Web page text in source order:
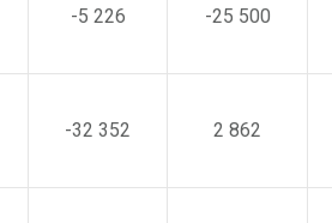
-5 226 -25 500
-32 352 2 862